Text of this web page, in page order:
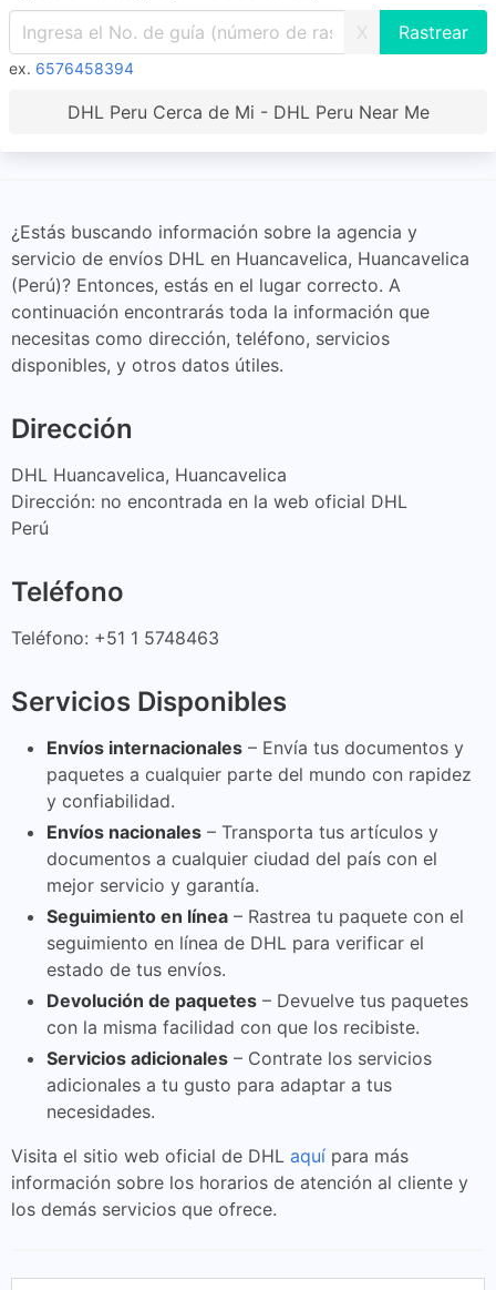
X
ex. 6576458394
DHL Peru Cerca de Mi - DHL Peru Near Me
¿Estás buscando información sobre la agencia y
servicio de envíos DHL en Huancavelica, Huancavelica
(Perú)? Entonces, estás en el lugar correcto. A
continuación encontrarás toda la información que
necesitas como dirección, teléfono, servicios
disponibles, y otros datos útiles.
Dirección
DHL Huancavelica, Huancavelica
Dirección: no encontrada en la web oficial DHL
Perú
Teléfono
Teléfono: +51 1 5748463
Servicios Disponibles
Envíos internacionales – Envía tus documentos y
paquetes a cualquier parte del mundo con rapidez
y confiabilidad.
Envíos nacionales – Transporta tus artículos y
documentos a cualquier ciudad del país con el
mejor servicio y garantía.
Seguimiento en línea – Rastrea tu paquete con el
seguimiento en línea de DHL para verificar el
estado de tus envíos.
Devolución de paquetes – Devuelve tus paquetes
con la misma facilidad con que los recibiste.
Servicios adicionales – Contrate los servicios
adicionales a tu gusto para adaptar a tus
necesidades.
Visita el sitio web oficial de DHL aquí para más
información sobre los horarios de atención al cliente y
los demás servicios que ofrece.